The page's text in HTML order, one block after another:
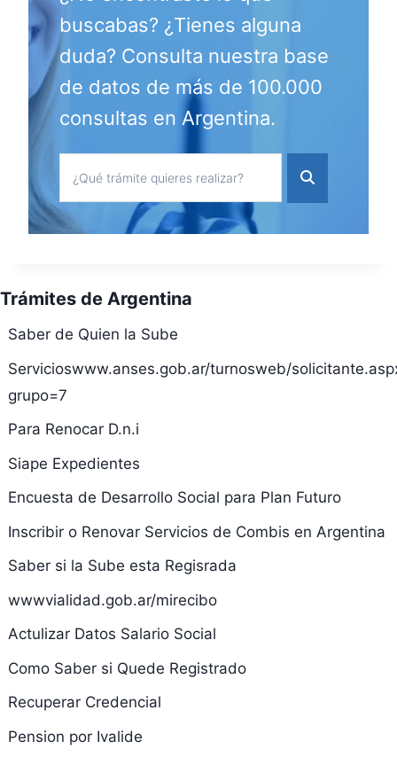
buscabas? ¿Tienes alguna
duda? Consulta nuestra base
de datos de más de 100.000
consultas en Argentina.
Trámites de Argentina
Saber de Quien la Sube
Servicioswww.anses.gob.ar/turnosweb/
grupo=7
Para Renocar D.n.i
Siape Expedientes
Encuesta de Desarrollo Social para Plan Futuro
Inscribir o Renovar Servicios de Combis en Argentina
Saber si la Sube esta Regisrada
wwwvialidad.gob.ar/mirecibo
Actulizar Datos Salario Social
Como Saber si Quede Registrado
Recuperar Credencial
Pension por Ivalide